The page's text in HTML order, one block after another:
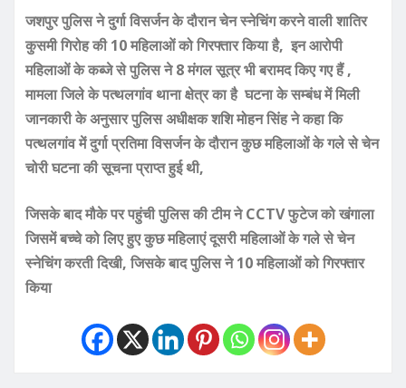
जशपुर पुलिस ने दुर्गा विसर्जन के दौरान चेन स्नेचिंग करने वाली शातिर
कुसमी गिरोह की 10 महिलाओं को गिरफ्तार किया है, इन आरोपी
महिलाओं के कब्जे से पुलिस ने 8 मंगल सूत्र भी बरामद किए गए हैं ,
मामला जिले के पत्थलगांव थाना क्षेत्र का है घटना के सम्बंध में मिली
जानकारी के अनुसार पुलिस अधीक्षक शशि मोहन सिंह ने कहा कि
पत्थलगांव में दुर्गा प्रतिमा विसर्जन के दौरान कुछ महिलाओं के गले से चेन
चोरी घटना की सूचना प्राप्त हुई थी,
जिसके बाद मौके पर पहुंची पुलिस की टीम ने CCTV फुटेज को खंगाला
जिसमें बच्चे को लिए हुए कुछ महिलाएं दूसरी महिलाओं के गले से चेन
स्नेचिंग करती दिखी, जिसके बाद पुलिस ने 10 महिलाओं को गिरफ्तार
किया